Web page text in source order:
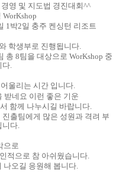
영 및 지도법 경진대회^^
1박2일 충주 켄싱턴 리조트
학생부로 진행됩니다.
총 8팀을 대상으로 WorKshop 중
다.
울리는 시간 입니다.
받네요 이런 좋은 기운
함께 나누시길 바랍니다.
출팀에게 많은 성원과 격려 부
다.
으로
적으로 참 아쉬웠습니다.
나오길 응원해 봅니다.